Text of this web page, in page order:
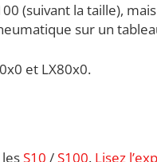
(suivant la taille),
sur un
et LX80x0.
S10 /S100. Lisez